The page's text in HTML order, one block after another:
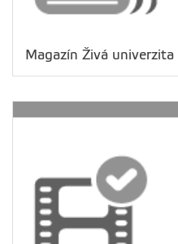
Magazín Živá univerzita